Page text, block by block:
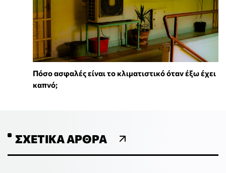
Πόσο ασφαλές είναι το κλιματιστικό όταν έξω έχει
καπνό;
ΣΧΕΤΙΚΆ ΆΡΘΡΑ